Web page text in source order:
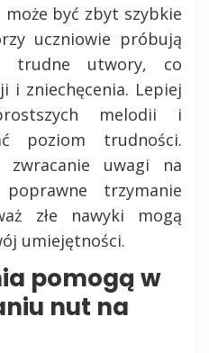
być zbyt szybkie
uczniowie próbują
trudne utwory, co
i zniechęcenia. Lepiej
melodii i
poziom trudności.
zwracanie uwagi na
trzymanie
złe nawyki mogą
umiejętności.
pomogą w
nut na